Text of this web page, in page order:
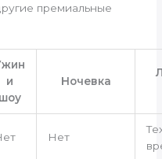
премиальные
и
шоу
Ночевка
Нет